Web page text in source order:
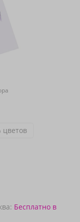
цветов
Бесплатно в